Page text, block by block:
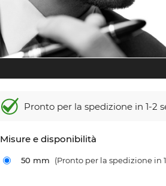
Pronto per la spedizione in 1-2
Misure e disponibilità
50 mm (Pronto per la spedizione in